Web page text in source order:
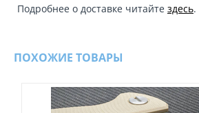
Подробнее о доставке читайте здесь.
ПОХОЖИЕ ТОВАРЫ